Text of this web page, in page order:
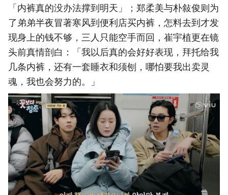
「内裤真的没办法撑到明天」；郑柔美与朴敍俊则为
了弟弟半夜冒著寒风到便利店买内裤，怎料去到才发
现身上的钱不够，三人只能空手而回，崔宇植更在镜
头前真情剖白：「我以后真的会好好表现，拜托给我
几条内裤，还有一套睡衣和须刨，哪怕要我出卖灵
魂，我也会努力的。」